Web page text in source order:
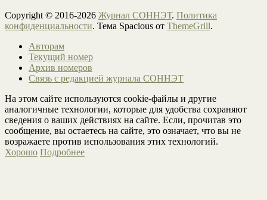
Copyright © 2016-2026 Журнал СОННЭТ. Политика
конфиденциальности. Тема Spacious от ThemeGrill.
Авторам
Текущий номер
Архив номеров
Связь с редакцией журнала СОННЭТ
На этом сайте используются cookie-файлы и другие
аналогичные технологии, которые для удобства сохраняют
сведения о ваших действиях на сайте. Если, прочитав это
сообщение, вы остаетесь на сайте, это означает, что вы не
возражаете против использования этих технологий.
Хорошо Подробнее